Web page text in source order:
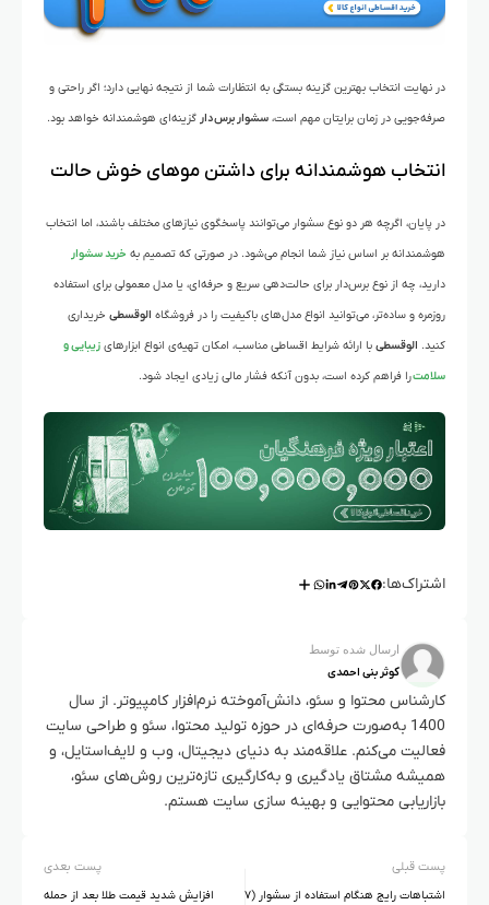
در نهایت انتخاب بهترین گزینه بستگی به انتظارات شما از نتیجه نهایی دارد؛ اگر راحتی و
صرفه‌جویی در زمان برایتان مهم است، سشوار برس‌دار گزینه‌ای هوشمندانه خواهد بود.
انتخاب هوشمندانه برای داشتن موهای خوش حالت
در پایان، اگرچه هر دو نوع سشوار می‌توانند پاسخگوی نیازهای مختلف باشند، اما انتخاب
هوشمندانه بر اساس نیاز شما انجام می‌شود. در صورتی که تصمیم به خرید سشوار
دارید، چه از نوع برس‌دار برای حالت‌دهی سریع و حرفه‌ای، یا مدل معمولی برای استفاده
روزمره و ساده‌تر، می‌توانید انواع مدل‌های باکیفیت را در فروشگاه الوقسطی خریداری
کنید. الوقسطی با ارائه شرایط اقساطی مناسب، امکان تهیه‌ی انواع ابزارهای زیبایی و
سلامترا فراهم کرده است، بدون آنکه فشار مالی زیادی ایجاد شود.
اشتراک‌ها:
ارسال شده توسط
کوثر بنی احمدی
کارشناس محتوا و سئو، دانش‌آموخته نرم‌افزار کامپیوتر. از سال
1400 به‌صورت حرفه‌ای در حوزه تولید محتوا، سئو و طراحی سایت
فعالیت می‌کنم. علاقه‌مند به دنیای دیجیتال، وب و لایف‌استایل، و
همیشه مشتاق یادگیری و به‌کارگیری تازه‌ترین روش‌های سئو،
بازاریابی محتوایی و بهینه سازی سایت هستم.
پست قبلی
اشتباهات رایج هنگام استفاده از سشوار (۷
پست بعدی
افزایش شدید قیمت طلا بعد از حمله